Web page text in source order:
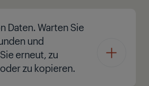
Daten. Warten Sie
und
erneut, zu
zu kopieren.